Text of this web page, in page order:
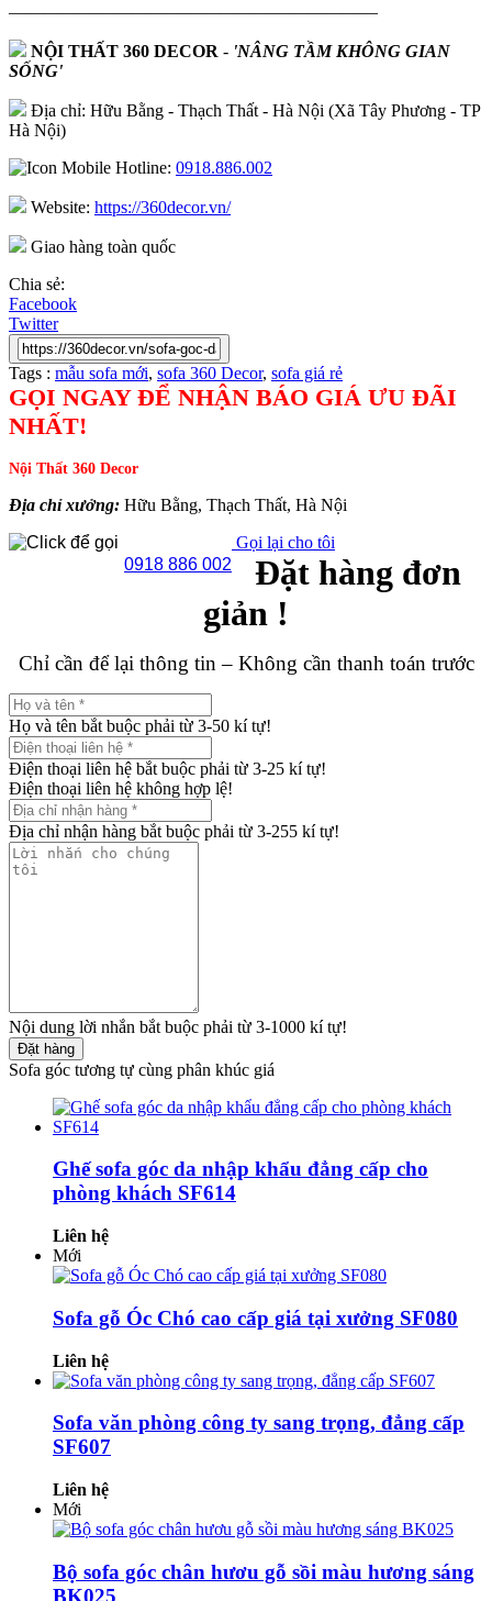
—————————————————————
NỘI THẤT 360 DECOR - 'NÂNG TẦM KHÔNG GIAN
SỐNG'
Địa chỉ: Hữu Bằng - Thạch Thất - Hà Nội (Xã Tây Phương - TP
Hà Nội)
Hotline: 0918.886.002
Website: https://360decor.vn/
Giao hàng toàn quốc
Chia sẻ:
Facebook
Twitter
Tags : mẫu sofa mới, sofa 360 Decor, sofa giá rẻ
GỌI NGAY ĐỂ NHẬN BÁO GIÁ ƯU ĐÃI
NHẤT!
Nội Thất 360 Decor
Địa chỉ xưởng: Hữu Bằng, Thạch Thất, Hà Nội
0918 886 002
Gọi lại cho tôi
Đặt hàng đơn
giản !
Chỉ cần để lại thông tin – Không cần thanh toán trước
Họ và tên bắt buộc phải từ 3-50 kí tự!
Điện thoại liên hệ bắt buộc phải từ 3-25 kí tự!
Điện thoại liên hệ không hợp lệ!
Địa chỉ nhận hàng bắt buộc phải từ 3-255 kí tự!
Nội dung lời nhắn bắt buộc phải từ 3-1000 kí tự!
Đặt hàng
Sofa góc tương tự cùng phân khúc giá
Ghế sofa góc da nhập khẩu đẳng cấp cho
phòng khách SF614
Liên hệ
Mới
Sofa gỗ Óc Chó cao cấp giá tại xưởng SF080
Liên hệ
Sofa văn phòng công ty sang trọng, đẳng cấp
SF607
Liên hệ
Mới
Bộ sofa góc chân hươu gỗ sồi màu hương sáng
BK025